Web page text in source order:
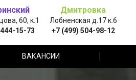
60, к.1
15-73
Дмитровка
Лобненская д.17 к.6
+7 (499) 504-98-12
ВАКАНСИИ